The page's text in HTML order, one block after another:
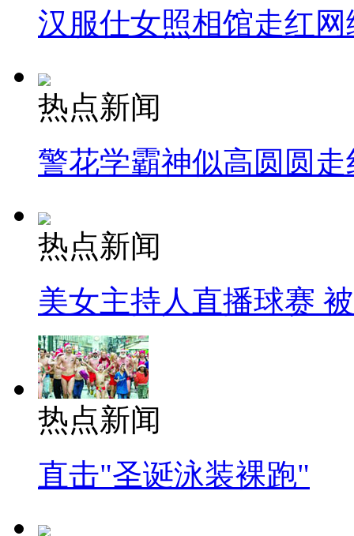
汉服仕女照相馆走红网
热点新闻
警花学霸神似高圆圆走
热点新闻
美女主持人直播球赛
热点新闻
直击"圣诞泳装裸跑"